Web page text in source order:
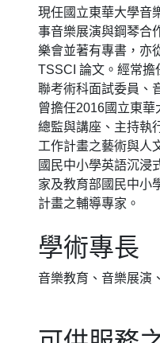
現任國立東華大學音
事音樂展演與鋼琴合
樂會並著有專書，亦
TSSCI 論文。經常擔
聯考術科面試委員、
曾擔任2016國立東
總監與講座、主持執
工作計畫之藝術與人
國民中小學英語沉浸
家及教育部國民中小
計畫之輔導專家。
學術專長
音樂教育、音樂展演